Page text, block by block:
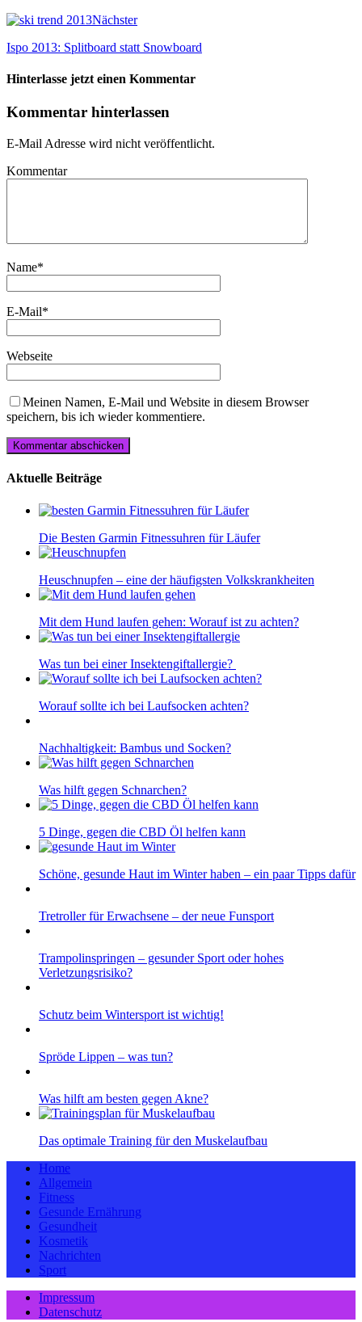
Nächster
Ispo 2013: Splitboard statt Snowboard
Hinterlasse jetzt einen Kommentar
Kommentar hinterlassen
E-Mail Adresse wird nicht veröffentlicht.
Kommentar
Name*
E-Mail*
Webseite
Meinen Namen, E-Mail und Website in diesem Browser
speichern, bis ich wieder kommentiere.
Aktuelle Beiträge
Die Besten Garmin Fitnessuhren für Läufer
Heuschnupfen – eine der häufigsten Volkskrankheiten
Mit dem Hund laufen gehen: Worauf ist zu achten?
Was tun bei einer Insektengiftallergie?
Worauf sollte ich bei Laufsocken achten?
Nachhaltigkeit: Bambus und Socken?
Was hilft gegen Schnarchen?
5 Dinge, gegen die CBD Öl helfen kann
Schöne, gesunde Haut im Winter haben – ein paar Tipps dafür
Tretroller für Erwachsene – der neue Funsport
Trampolinspringen – gesunder Sport oder hohes
Verletzungsrisiko?
Schutz beim Wintersport ist wichtig!
Spröde Lippen – was tun?
Was hilft am besten gegen Akne?
Das optimale Training für den Muskelaufbau
Home
Allgemein
Fitness
Gesunde Ernährung
Gesundheit
Kosmetik
Nachrichten
Sport
Impressum
Datenschutz